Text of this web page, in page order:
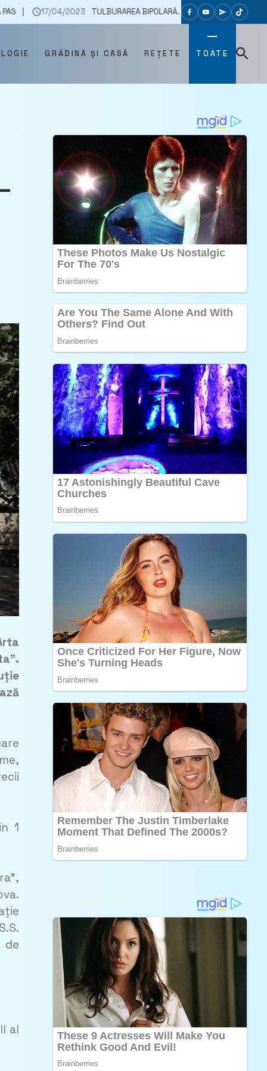
2023 TULBURAREA BIPOLARĂ. CONȘTIENTIZAREA TIMPURIE A
GRĂDINĂ ȘI CASĂ REȚETE TOATE
1
de
al